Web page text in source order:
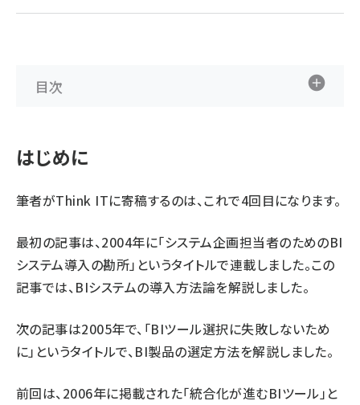
目次
はじめに
筆者がThink ITに寄稿するのは、これで4回目になります。
最初の記事は、2004年に「システム企画担当者のためのBI
システム導入の勘所」というタイトルで連載しました。この
記事では、BIシステムの導入方法論を解説しました。
次の記事は2005年で、「BIツール選択に失敗しないため
に」というタイトルで、BI製品の選定方法を解説しました。
前回は、2006年に掲載された「統合化が進むBIツール」と